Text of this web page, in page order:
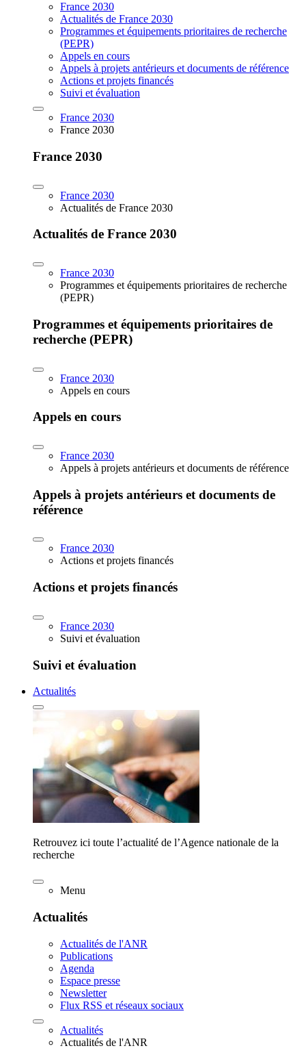
France 2030
Actualités de France 2030
Programmes et équipements prioritaires de recherche
(PEPR)
Appels en cours
Appels à projets antérieurs et documents de référence
Actions et projets financés
Suivi et évaluation
France 2030
France 2030
France 2030
France 2030
Actualités de France 2030
Actualités de France 2030
France 2030
Programmes et équipements prioritaires de recherche
(PEPR)
Programmes et équipements prioritaires de
recherche (PEPR)
France 2030
Appels en cours
Appels en cours
France 2030
Appels à projets antérieurs et documents de référence
Appels à projets antérieurs et documents de
référence
France 2030
Actions et projets financés
Actions et projets financés
France 2030
Suivi et évaluation
Suivi et évaluation
Actualités
Retrouvez ici toute l’actualité de l’Agence nationale de la
recherche
Menu
Actualités
Actualités de l'ANR
Publications
Agenda
Espace presse
Newsletter
Flux RSS et réseaux sociaux
Actualités
Actualités de l'ANR